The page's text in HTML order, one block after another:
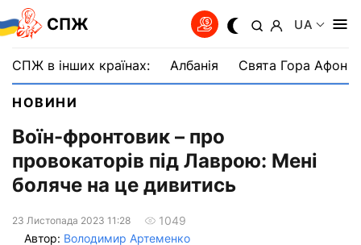
СПЖ UA
СПЖ в інших країнах: Албанія Свята Гора Афон
НОВИНИ
Воїн-фронтовик – про
провокаторів під Лаврою: Мені
боляче на це дивитись
23 Листопада 2023 11:28
1049
Автор: Володимир Артеменко